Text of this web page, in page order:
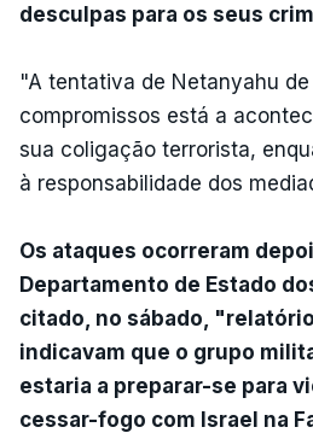
desculpas para os seus
"A tentativa de Netanyahu
compromissos está a
sua coligação terrorista,
à responsabilidade dos
Os ataques ocorreram
Departamento de Estado
citado, no sábado,
indicavam que o grupo
estaria a preparar-se para
cessar-fogo com Israel na